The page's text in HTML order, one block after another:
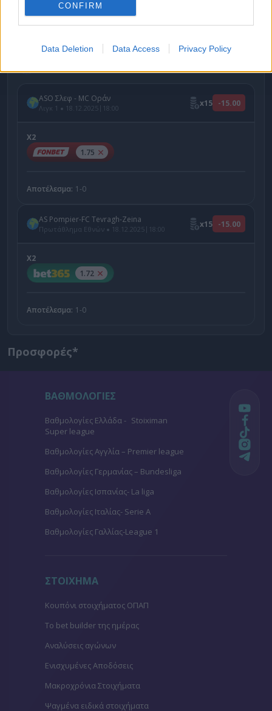
CONFIRM
Data Deletion Data Access Privacy Policy
ASO Σλεφ - MC Οράν
Λιγκ 1 18.12.2025 | 18:00 x15 -15.00
Χ2
1.75
Αποτέλεσμα: 1-0
AS Pompier-FC Tevragh-Zeina
Πρωτάθλημα Εθνών 18.12.2025 | 18:00 x15 -15.00
X2
1.72
Αποτέλεσμα: 1-0
Προσφορές*
ΒΑΘΜΟΛΟΓΙΕΣ
Βαθμολογίες Ελλάδα - Stoiximan
Super league
Βαθμολογίες Aγγλία – Premier league
Βαθμολογίες Γερμανίας – Bundesliga
Βαθμολογίες Ισπανίας- La liga
Βαθμολογίες Ιταλίας- Serie A
Βαθμολογίες Γαλλίας-League 1
ΣΤΟΙΧΗΜΑ
Κουπόνι στοιχήματος ΟΠΑΠ
To bet builder της ημέρας
Αναλύσεις αγώνων
Ενισχυμένες Αποδόσεις
Μακροχρόνια Στοιχήματα
Ψαγμένα ειδικά στοιχήματα